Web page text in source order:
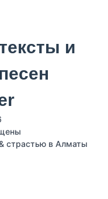
страстью в Алматы